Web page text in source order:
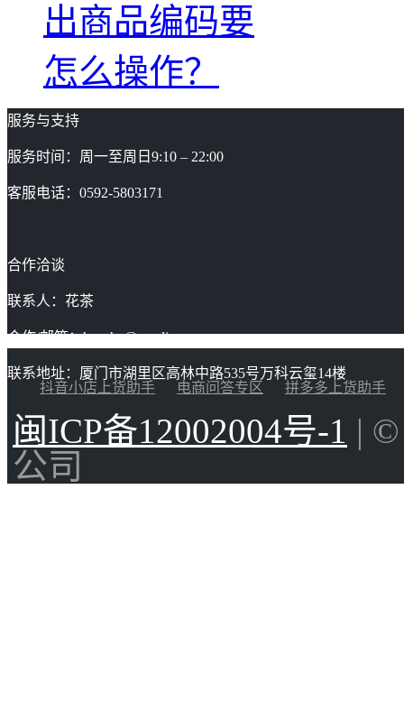
出商品编码要
怎么操作？
服务与支持
服务时间：周一至周日9:10 – 22:00
客服电话：0592-5803171
合作洽谈
联系人：花茶
合作/邮箱：huacha@gaoding.com
联系地址：厦门市湖里区高林中路535号万科云玺14楼
抖音小店上货助手
电商问答专区 拼多多上货助手
闽ICP备12002004号-1 |
公司